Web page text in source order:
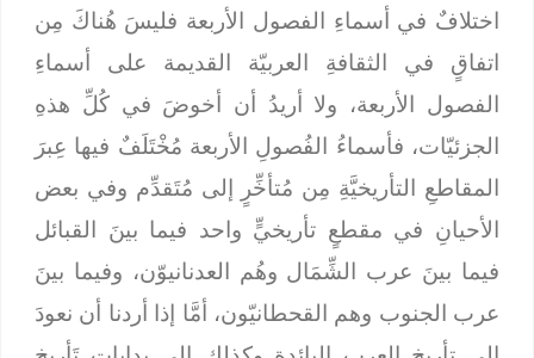
اختلافٌ في أسماءِ الفصول الأربعة فليسَ هُناكَ مِن
اتفاقٍ في الثقافةِ العربيّة القديمة على أسماءِ
الفصول الأربعة، ولا أريدُ أن أخوضَ في كُلِّ هذهِ
الجزئيّات، فأسماءُ الفُصولِ الأربعة مُخْتَلَفٌ فيها عِبرَ
المقاطعِ التأريخيَّةِ مِن مُتأخِّرٍ إلى مُتَقدِّم وفي بعض
الأحيانِ في مقطعٍ تأريخيٍّ واحد فيما بينَ القبائل
فيما بينَ عرب الشِّمَال وهُم العدنانيوّن، وفيما بينَ
عرب الجنوب وهم القحطانيّون، أمَّا إذا أردنا أن نعودَ